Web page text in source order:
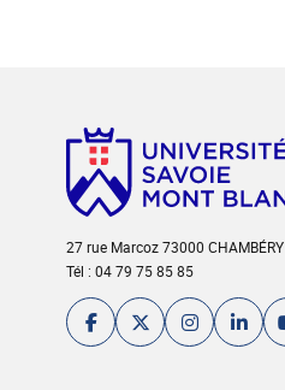
27 rue Marcoz 73000 CHAMBÉRY
Tél : 04 79 75 85 85